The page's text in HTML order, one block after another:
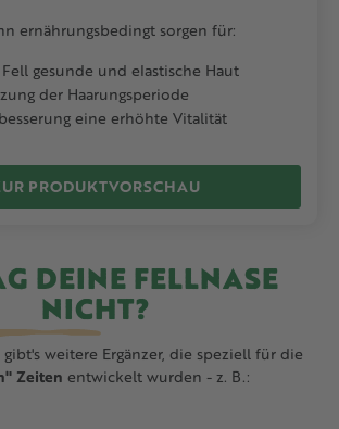
ernährungsbedingt sorgen für:
gesunde und elastische Haut
der Haarungsperiode
eine erhöhte Vitalität
PRODUKTVORSCHAU
DEINE FELLNASE
NICHT?
gibt's weitere Ergänzer, die speziell für die
Zeiten entwickelt wurden - z. B.: